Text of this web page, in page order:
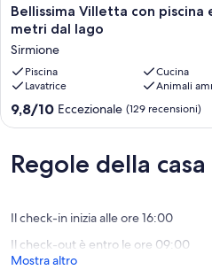
Bellissima
Villetta
piscina
esclusiva
a
50
metri
lago
Sirmione
Bellissima Villetta con piscina
metri dal lago
Sirmione
Piscina
Cucina
Lavatrice
Animali
9.8
su
Eccezionale,
(129
9,8/10 Eccezionale (129 recensioni)
Regole della casa
Il check-in inizia alle ore 16:00
Il check-out è entro le ore 09:00
Mostra altro